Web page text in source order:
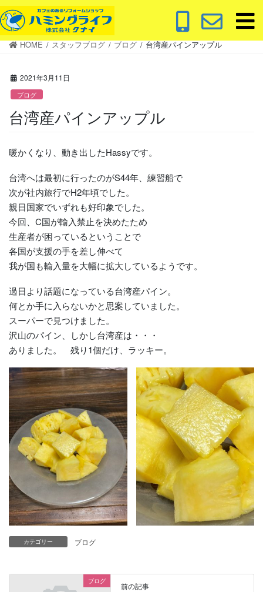
コ
ン
テ
ナ
ビ
ゲ
HOME スタッフブログ ブログ 台湾産パインアップル
2021年3月11日
ブログ
台湾産パインアップル
暖かくなり、動き出したHassyです。
台湾へは最初に行ったのがS44年、練習船で
次が社内旅行でH2年頃でした。
親日国家でいずれも好印象でした。
今回、C国が輸入禁止を決めたため
生産者が困っているということで
各国が支援の手を差し伸べて
我が国も輸入量を大幅に拡大しているようです。
過日より話題になっている台湾産パイン。
何とか手に入らないかと思案していました。
スーパーで見つけました。
沢山のパイン、しかし台湾産は・・・
ありました。 残り1個だけ、ラッキー。
カテゴリー ブログ
ブログ 前の記事